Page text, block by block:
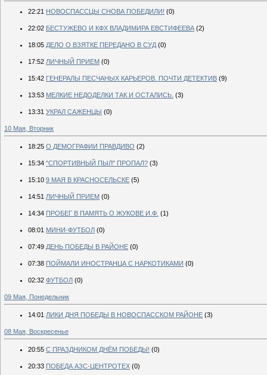
22:21 НОВОСПАССЦЫ СНОВА ПОБЕДИЛИ! (0)
22:02 БЕСТУЖЕВО И КФХ ВЛАДИМИРА ЕВСТИФЕЕВА (2)
18:05 ДЕЛО О ВЗЯТКЕ ПЕРЕДАНО В СУД (0)
17:52 ЛИЧНЫЙ ПРИЕМ (0)
15:42 ГЕНЕРАЛЫ ПЕСЧАНЫХ КАРЬЕРОВ. ПОЧТИ ДЕТЕКТИВ (9)
13:53 МЕЛКИЕ НЕДОДЕЛКИ ТАК И ОСТАЛИСЬ. (3)
13:31 УКРАЛ САЖЕНЦЫ (0)
10 Мая, Вторник
18:25 О ДЕМОГРАФИИ ПРАВДИВО (2)
15:34 "СПОРТИВНЫЙ ПЫЛ" ПРОПАЛ? (3)
15:10 9 МАЯ В КРАСНОСЕЛЬСКЕ (5)
14:51 ЛИЧНЫЙ ПРИЕМ (0)
14:34 ПРОБЕГ В ПАМЯТЬ О ЖУКОВЕ И.Ф. (1)
08:01 МИНИ-ФУТБОЛ (0)
07:49 ДЕНЬ ПОБЕДЫ В РАЙОНЕ (0)
07:38 ПОЙМАЛИ ИНОСТРАНЦА С НАРКОТИКАМИ (0)
02:32 ФУТБОЛ (0)
09 Мая, Понедельник
14:01 ЛИКИ ДНЯ ПОБЕДЫ В НОВОСПАССКОМ РАЙОНЕ (3)
08 Мая, Воскресенье
20:55 С ПРАЗДНИКОМ ДНЁМ ПОБЕДЫ! (0)
20:33 ПОБЕДА АЗС-ЦЕНТРОТЕХ (0)